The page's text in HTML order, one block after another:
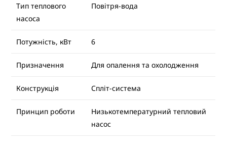
Тип теплового
насоса
Повітря-вода
Потужність, кВт 6
Призначення Для опалення та охолодження
Конструкція Спліт-система
Принцип роботи
Низькотемпературний тепловий
насос